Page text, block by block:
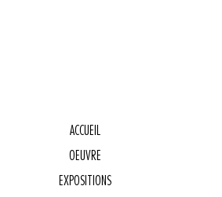
ACCUEIL
OEUVRE
EXPOSITIONS